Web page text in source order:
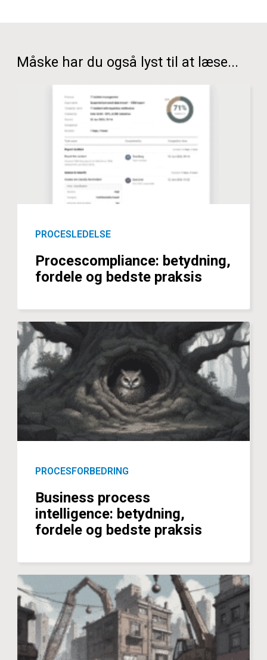
Måske har du også lyst til at læse...
PROCESLEDELSE
Procescompliance: betydning,
fordele og bedste praksis
PROCESFORBEDRING
Business process
intelligence: betydning,
fordele og bedste praksis